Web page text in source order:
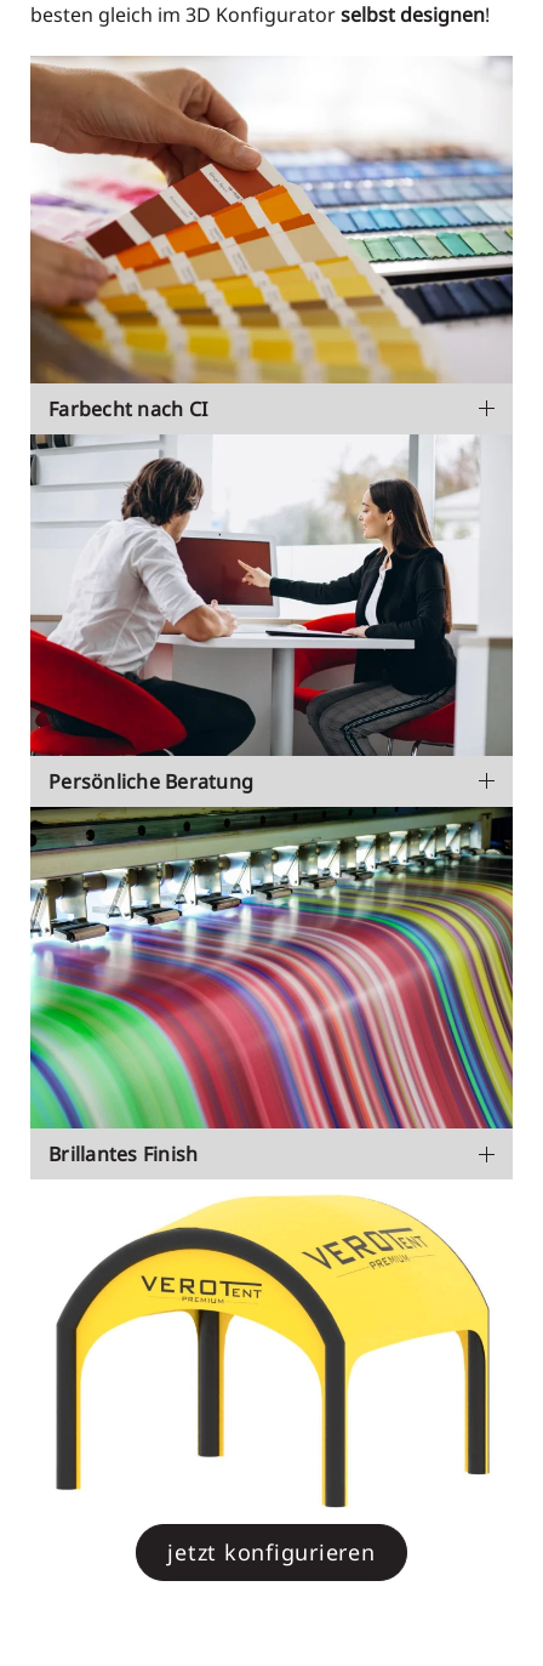
besten gleich im 3D Konfiguratorselbst designen!
Farbecht nach CI
Persönliche Beratung
Brillantes Finish
jetzt konfigurieren